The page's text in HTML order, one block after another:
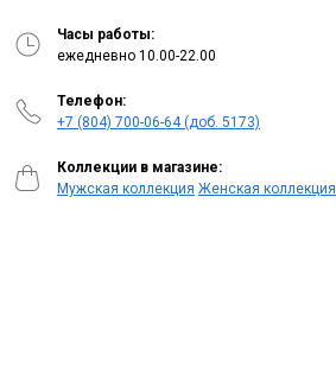
Часы работы:
ежедневно 10.00-22.00
Телефон:
+7 (804) 700-06-64 (доб. 5173)
Коллекции в магазине:
Мужская коллекция Женская коллекция